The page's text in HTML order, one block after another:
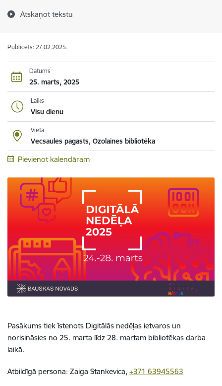
Atskaņot tekstu
Publicēts: 27.02.2025.
Datums
25. marts, 2025
Laiks
Visu dienu
Vieta
Vecsaules pagasts, Ozolaines bibliotēka
Pievienot kalendāram
Pasākums tiek īstenots Digitālās nedēļas ietvaros un
norisināsies no 25. marta līdz 28. martam bibliotēkas darba
laikā.
Atbildīgā persona: Zaiga Stankevica, +371 63945563